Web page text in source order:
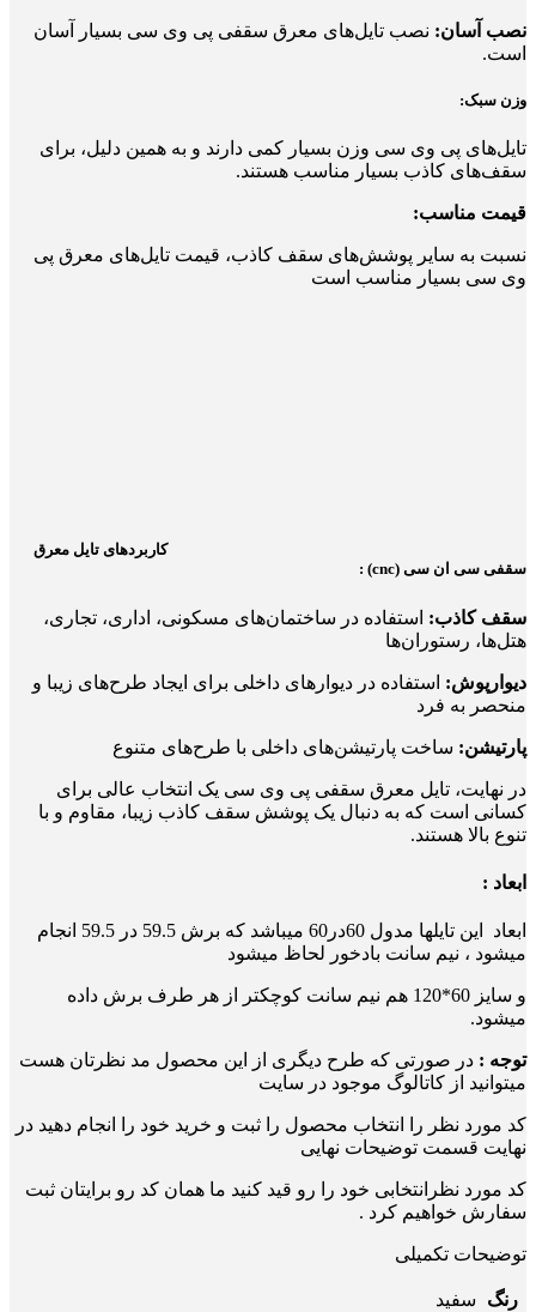
نصب آسان: نصب تایل‌های معرق سقفی پی وی سی بسیار آسان
است.
وزن سبک:
تایل‌های پی وی سی وزن بسیار کمی دارند و به همین دلیل، برای
سقف‌های کاذب بسیار مناسب هستند.
قیمت مناسب:
نسبت به سایر پوشش‌های سقف کاذب، قیمت تایل‌های معرق پی
وی سی بسیار مناسب است
کاربردهای تایل معرق
سقفی سی ان سی (cnc) :
سقف کاذب: استفاده در ساختمان‌های مسکونی، اداری، تجاری،
هتل‌ها، رستوران‌ها
دیوارپوش: استفاده در دیوارهای داخلی برای ایجاد طرح‌های زیبا و
منحصر به فرد
پارتیشن: ساخت پارتیشن‌های داخلی با طرح‌های متنوع
در نهایت، تایل معرق سقفی پی وی سی یک انتخاب عالی برای
کسانی است که به دنبال یک پوشش سقف کاذب زیبا، مقاوم و با
تنوع بالا هستند.
ابعاد :
ابعاد این تایلها مدول 60در60 میباشد که برش 59.5 در 59.5 انجام
میشود ، نیم سانت بادخور لحاظ میشود
و سایز 60*120 هم نیم سانت کوچکتر از هر طرف برش داده
میشود.
توجه : در صورتی که طرح دیگری از این محصول مد نظرتان هست
میتوانید از کاتالوگ موجود در سایت
کد مورد نظر را انتخاب محصول را ثبت و خرید خود را انجام دهید در
نهایت قسمت توضیحات نهایی
کد مورد نظرانتخابی خود را رو قید کنید ما همان کد رو برایتان ثبت
سفارش خواهیم کرد .
توضیحات تکمیلی
رنگ سفید